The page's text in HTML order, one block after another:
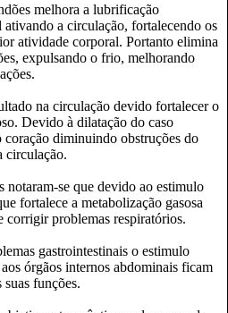
melhora a lubrificação
a circulação, fortalecendo os
atividade corporal. Portanto elimina
expulsando o frio, melhorando
na circulação devido fortalecer o
Devido à dilatação do caso
diminuindo obstruções do
circulação.
notaram-se que devido ao estimulo
fortalece a metabolização gasosa
corrigir problemas respiratórios.
gastrointestinais o estimulo
órgãos internos abdominais ficam
funções.